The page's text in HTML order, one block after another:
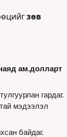
зөв
ам.долларт
гардаг.
мэдээлэл
байдаг.